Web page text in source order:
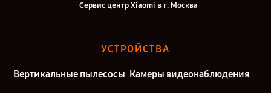
Сервис центр Xiaomi в г. Москва
УСТРОЙСТВА
Вертикальные пылесосы Камеры видеонаблюдения